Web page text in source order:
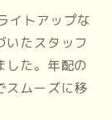
トアップな
いたスタッフ
した。年配の
スムーズに移